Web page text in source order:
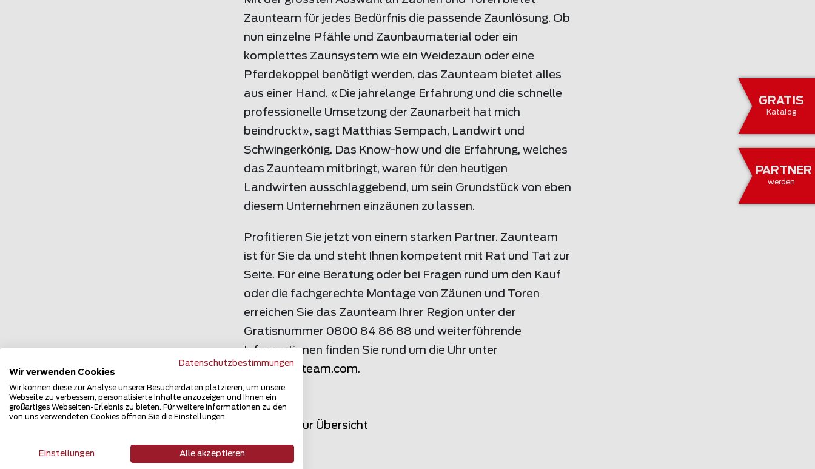
GRATIS
Katalog
PARTNER
werden
Zaunteam für jedes Bedürfnis die passende Zaunlösung. Ob
nun einzelne Pfähle und Zaunbaumaterial oder ein
komplettes Zaunsystem wie ein Weidezaun oder eine
Pferdekoppel benötigt werden, das Zaunteam bietet alles
aus einer Hand. «Die jahrelange Erfahrung und die schnelle
professionelle Umsetzung der Zaunarbeit hat mich
beindruckt», sagt Matthias Sempach, Landwirt und
Schwingerkönig. Das Know-how und die Erfahrung, welches
das Zaunteam mitbringt, waren für den heutigen
Landwirten ausschlaggebend, um sein Grundstück von eben
diesem Unternehmen einzäunen zu lassen.
Profitieren Sie jetzt von einem starken Partner. Zaunteam
ist für Sie da und steht Ihnen kompetent mit Rat und Tat zur
Seite. Für eine Beratung oder bei Fragen rund um den Kauf
oder die fachgerechte Montage von Zäunen und Toren
erreichen Sie das Zaunteam Ihrer Region unter der
Gratisnummer 0800 84 86 88 und weiterführende
Informationen finden Sie rund um die Uhr unter
www.zaunteam.com.
Zurück zur Übersicht
Datenschutzbestimmungen
Wir verwenden Cookies
Wir können diese zur Analyse unserer Besucherdaten platzieren, um unsere
Webseite zu verbessern, personalisierte Inhalte anzuzeigen und Ihnen ein
großartiges Webseiten-Erlebnis zu bieten. Für weitere Informationen zu den
von uns verwendeten Cookies öffnen Sie die Einstellungen.
Einstellungen Alle akzeptieren